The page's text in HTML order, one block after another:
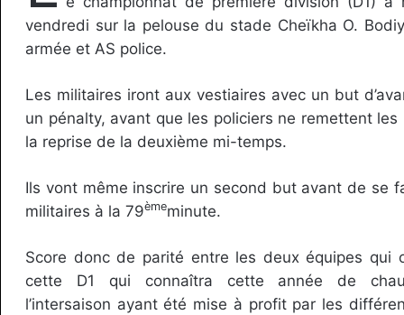
vendredi sur la pelouse du stade Cheïkha O.
armée et AS police.
Les militaires iront aux vestiaires avec un but
un pénalty, avant que les policiers ne remettent les
la reprise de la deuxième mi-temps.
Ils vont même inscrire un second but avant de se
militaires à la 79èmeminute.
Score donc de parité entre les deux équipes qui
cette D1 qui connaîtra cette année de
l’intersaison ayant été mise à profit par les